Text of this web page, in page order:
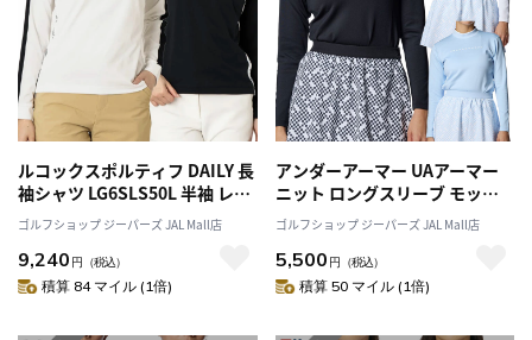
ルコックスポルティフ DAILY 長
袖シャツ LG6SLS50L 半袖 レデ
ィース ゴルフウェア ゴルフ le
coq sportif golf 2026春夏モデ
ル 日本正規品
ゴルフショップ ジーパーズ JAL Mall店
9,240 円 （税込）
積算 84 マイル (1倍)
アンダーアーマー UAアーマー
ニット ロングスリーブ モック
ネック シャツ 1388327 レディ
ース UNDER ARMOUR 2024秋
冬モデル 日本正規品 ゴルフウ
ェア
ゴルフショップ ジーパーズ JAL Mall店
5,500 円 （税込）
積算 50 マイル (1倍)